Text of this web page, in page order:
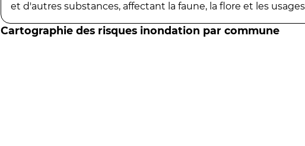
et d'autres substances, affectant la faune, la flore et les
Cartographie des risques inondation par commune